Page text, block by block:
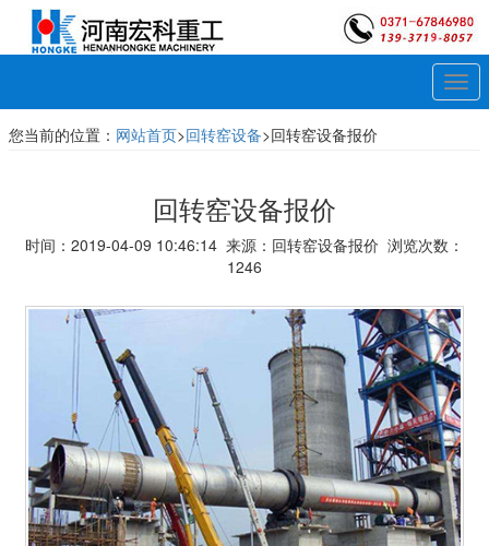
您当前的位置： 网站首页>回转窑设备>回转窑设备报价
回转窑设备报价
时间：2019-04-09 10:46:14 来源：回转窑设备报价 浏览次数：
1246